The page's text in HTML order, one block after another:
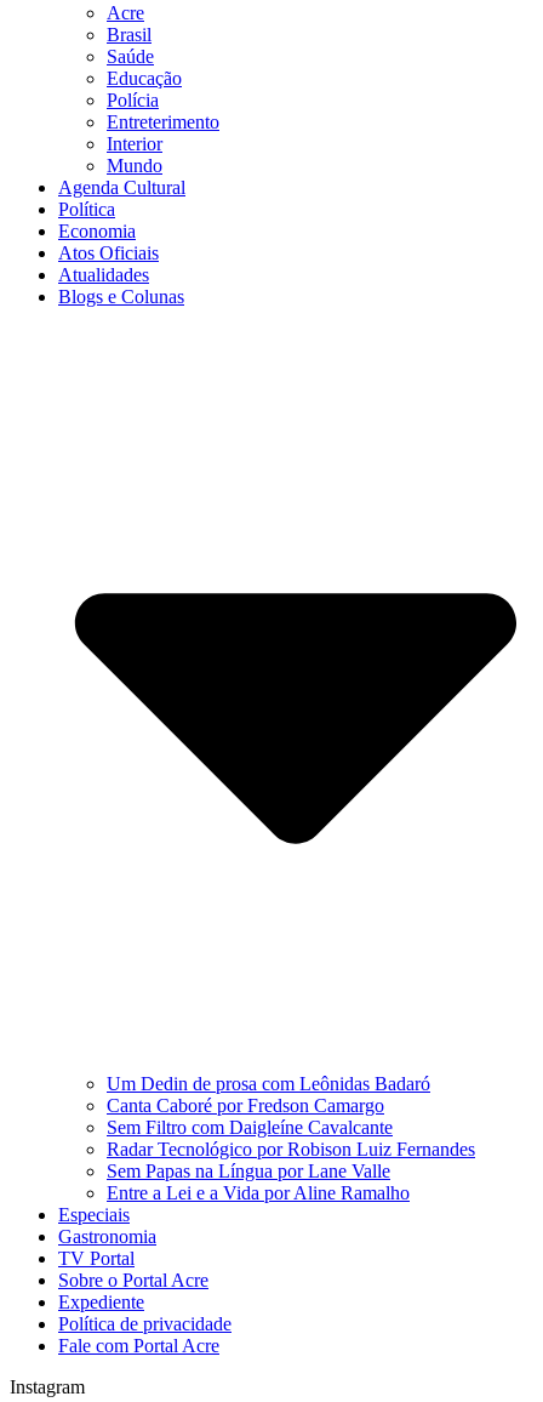
Acre
Brasil
Saúde
Educação
Polícia
Entreterimento
Interior
Mundo
Agenda Cultural
Política
Economia
Atos Oficiais
Atualidades
Blogs e Colunas
Um Dedin de prosa com Leônidas Badaró
Canta Caboré por Fredson Camargo
Sem Filtro com Daigleíne Cavalcante
Radar Tecnológico por Robison Luiz Fernandes
Sem Papas na Língua por Lane Valle
Entre a Lei e a Vida por Aline Ramalho
Especiais
Gastronomia
TV Portal
Sobre o Portal Acre
Expediente
Política de privacidade
Fale com Portal Acre
Instagram